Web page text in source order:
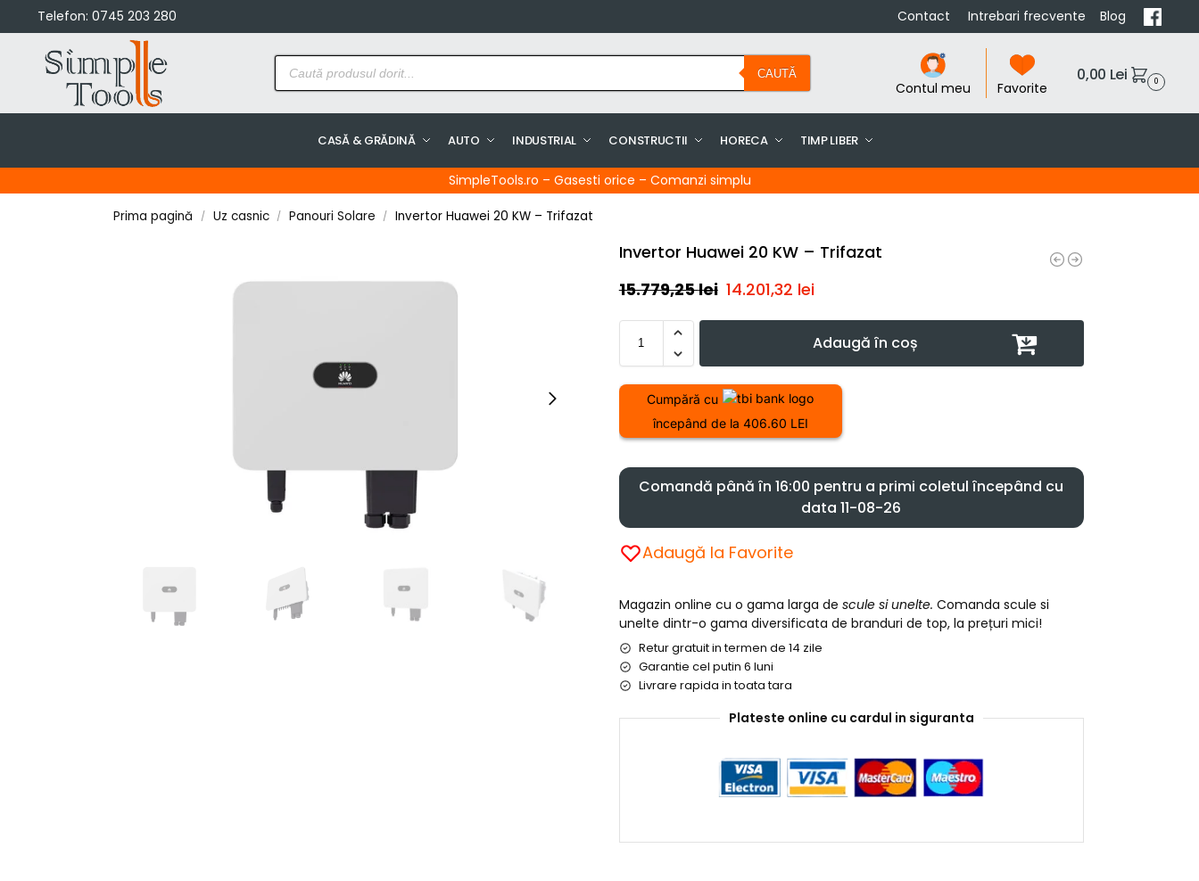
Telefon: 0745 203 280 Contact Intrebari frecvente Blog
CAUTĂ
Contul meu Favorite
0,00 Lei 0
CASĂ & GRĂDINĂ AUTO INDUSTRIAL CONSTRUCTII HORECA TIMP LIBER
SimpleTools.ro – Gasesti orice – Comanzi simplu
Prima pagină / Uz casnic / Panouri Solare / Invertor Huawei 20 KW – Trifazat
Invertor Huawei 20 KW – Trifazat
15.779,25lei 14.201,32 lei
Adaugă în coș
Cumpără cu
începând de la 406.60 LEI
Comandă până în 16:00 pentru a primi coletul începând cu
data 11-08-26
Adaugă la Favorite
Magazin online cu o gama larga de scule si unelte. Comanda scule si
unelte dintr-o gama diversificata de branduri de top, la prețuri mici!
Retur gratuit in termen de 14 zile
Garantie cel putin 6 luni
Livrare rapida in toata tara
Plateste online cu cardul in siguranta